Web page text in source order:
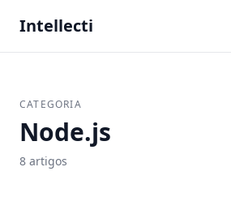
Intellecti
CATEGORIA
Node.js
8 artigos